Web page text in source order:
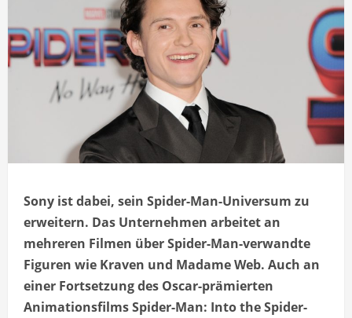
Sony ist dabei, sein Spider-Man-Universum zu
erweitern. Das Unternehmen arbeitet an
mehreren Filmen über Spider-Man-verwandte
Figuren wie Kraven und Madame Web. Auch an
einer Fortsetzung des Oscar-prämierten
Animationsfilms Spider-Man: Into the Spider-